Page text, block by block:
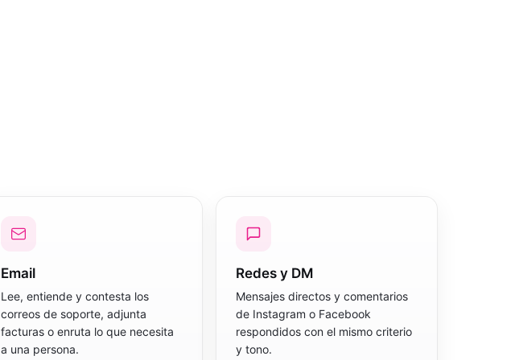
Email
Lee, entiende y contesta los
correos de soporte, adjunta
facturas o enruta lo que necesita
a una persona.
Redes y DM
Mensajes directos y comentarios
de Instagram o Facebook
respondidos con el mismo criterio
y tono.